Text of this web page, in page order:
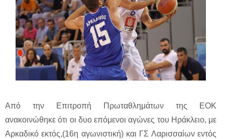
Από την Επιτροπή Πρωταθλημάτων της ΕΟΚ
ανακοινώθηκε ότι οι δυο επόμενοι αγώνες του Ηράκλειο, με
Αρκαδικό εκτός,(16η αγωνιστική) και ΓΣ Λαρισσαίων εντός